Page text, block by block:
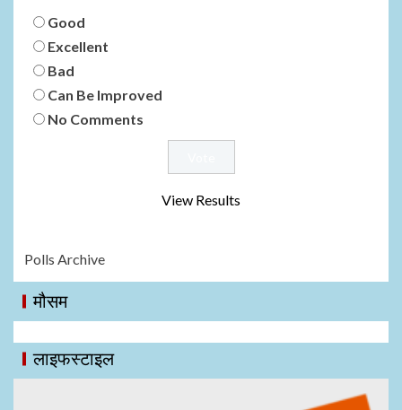
Good
Excellent
Bad
Can Be Improved
No Comments
View Results
Polls Archive
मौसम
लाइफस्टाइल